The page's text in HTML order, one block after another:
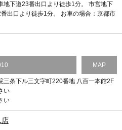
地下道23番出口より徒歩1分。 市営地下
出口より徒歩1分。 お車の場合：京都市
MAP
三条下ル三文字町220番地 八百一本館2F
い
い
店